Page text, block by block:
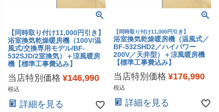
【同時取り付け11,000円引き】
浴室換気乾燥暖房機（100V/温
風式/交換専用モデル/BF-
532SJD/2室換気）＋涼風暖房
機【標準工事費込み】
当店特別価格 ¥146,990
税込
詳細を見る
【同時取り付け11,000円引き】
浴室換気乾燥暖房機（温風式／
BF-532SHD2／ハイパワー
200V／天井型）＋涼風暖房機
【標準工事費込み】
当店特別価格 ¥176,990
税込
詳細を見る